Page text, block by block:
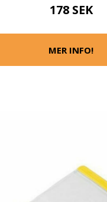
178 SEK
MER INFO!